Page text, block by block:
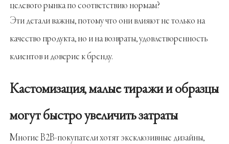
целевого рынка по соответствию нормам?
Эти детали важны, потому что они влияют не только на
качество продукта, но и на возвраты, удовлетворенность
клиентов и доверие к бренду.
Кастомизация, малые тиражи и образцы
могут быстро увеличить затраты
Многие B2B-покупатели хотят эксклюзивные дизайны,